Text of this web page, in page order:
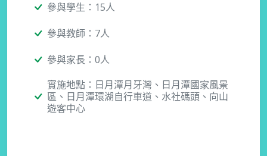
參與學生：15人
參與教師：7人
參與家長：0人
實施地點：日月潭月牙灣、日月潭國家風景
區、日月潭環湖自行車道、水社碼頭、向山
遊客中心